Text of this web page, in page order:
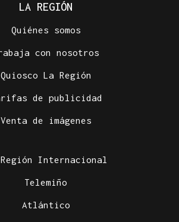
LA REGIÓN
Quiénes somos
con nosotros
Quiosco La Región
de publicidad
Venta de imágenes
Internacional
Telemiño
Atlántico